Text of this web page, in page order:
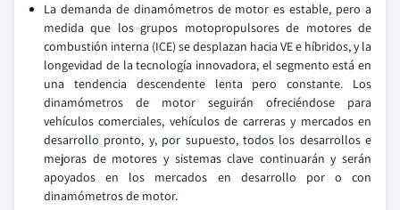
La demanda de dinamómetros de motor es estable, pero a
medida que los grupos motopropulsores de motores de
combustión interna (ICE) se desplazan hacia VE e híbridos, y la
longevidad de la tecnología innovadora, el segmento está en
una tendencia descendente lenta pero constante. Los
dinamómetros de motor seguirán ofreciéndose para
vehículos comerciales, vehículos de carreras y mercados en
desarrollo pronto, y, por supuesto, todos los desarrollos e
mejoras de motores y sistemas clave continuarán y serán
apoyados en los mercados en desarrollo por o con
dinamómetros de motor.